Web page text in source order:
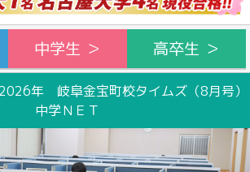
中学生 ＞ 高卒生 ＞
年 岐阜金宝町校タイムズ（8月号）
中学ＮＥＴ